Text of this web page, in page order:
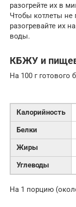
разогрейте их в
Чтобы котлеты не
разогревайте их
воды.
КБЖУ и
На 100 г готового
Калорийность
Белки
Жиры
Углеводы
На 1 порцию